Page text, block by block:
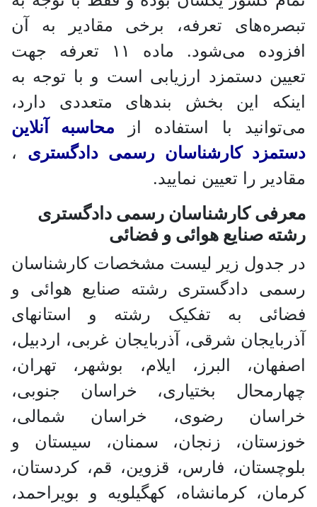
تبصره‌های تعرفه، برخی مقادیر به آن
افزوده می‌شود. ماده ۱۱ تعرفه جهت
تعیین دستمزد ارزیابی است و با توجه به
اینکه این بخش بندهای متعددی دارد،
می‌توانید با استفاده از محاسبه آنلاین
دستمزد کارشناسان رسمی دادگستری ،
مقادیر را تعیین نمایید.
معرفی کارشناسان رسمی دادگستری
رشته صنایع هوائی و فضائی
در جدول زیر لیست مشخصات کارشناسان
رسمی دادگستری رشته صنایع هوائی و
فضائی به تفکیک رشته و استانهای
آذربایجان شرقی، آذربایجان غربی، اردبیل،
اصفهان، البرز، ایلام، بوشهر، تهران،
چهارمحال بختیاری، خراسان جنوبی،
خراسان رضوی، خراسان شمالی،
خوزستان، زنجان، سمنان، سیستان و
بلوچستان، فارس، قزوین، قم، کردستان،
کرمان، کرمانشاه، کهگیلویه و بویراحمد،